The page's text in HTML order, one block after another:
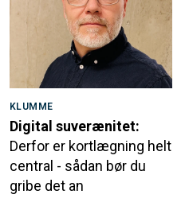
KLUMME
Digital suverænitet:
Derfor er kortlægning helt
central - sådan bør du
gribe det an